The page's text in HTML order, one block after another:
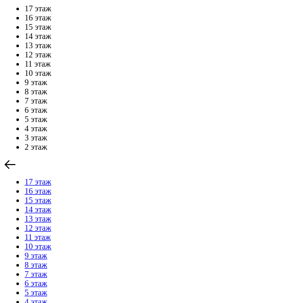
17 этаж
16 этаж
15 этаж
14 этаж
13 этаж
12 этаж
11 этаж
10 этаж
9 этаж
8 этаж
7 этаж
6 этаж
5 этаж
4 этаж
3 этаж
2 этаж
17 этаж
16 этаж
15 этаж
14 этаж
13 этаж
12 этаж
11 этаж
10 этаж
9 этаж
8 этаж
7 этаж
6 этаж
5 этаж